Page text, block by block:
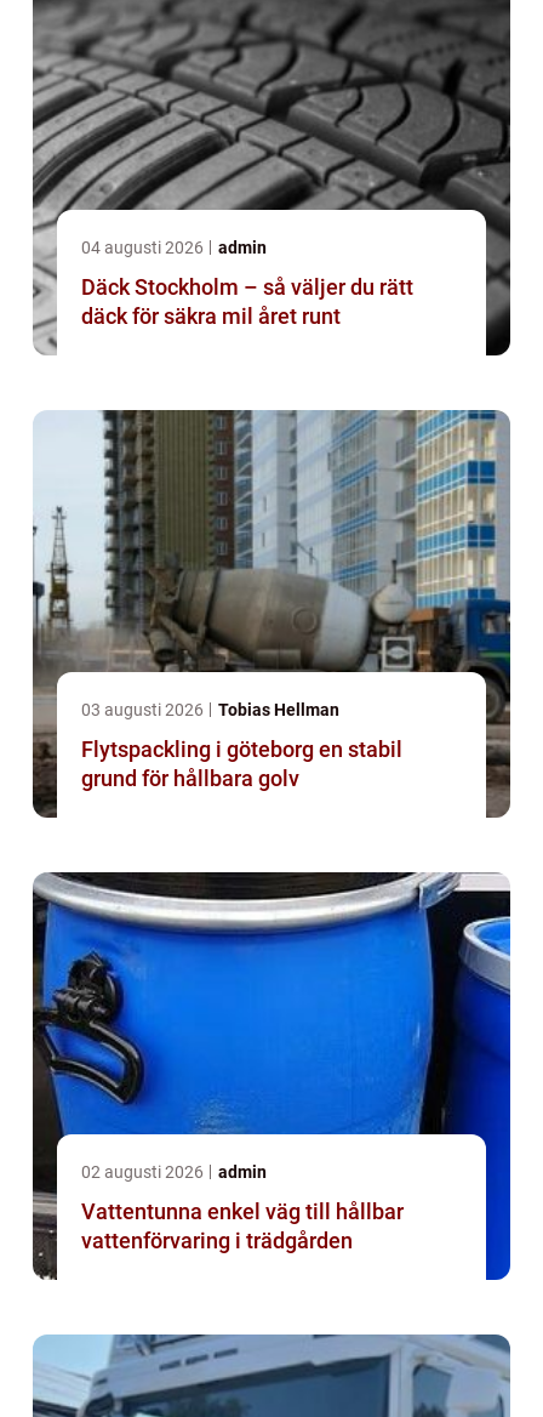
04 augusti 2026 admin
Däck Stockholm – så väljer du rätt
däck för säkra mil året runt
03 augusti 2026 Tobias Hellman
Flytspackling i göteborg en stabil
grund för hållbara golv
02 augusti 2026 admin
Vattentunna enkel väg till hållbar
vattenförvaring i trädgården